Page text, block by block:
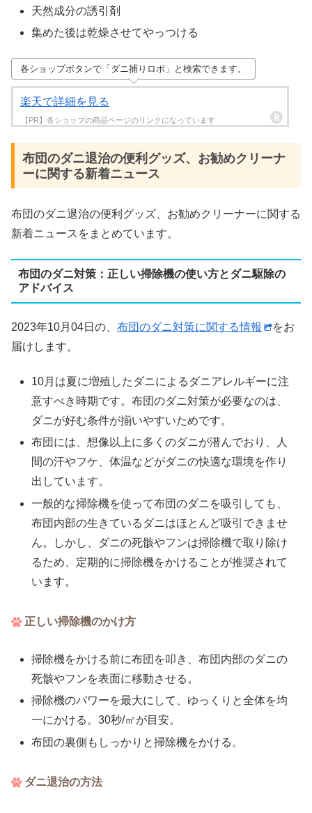
天然成分の誘引剤
集めた後は乾燥させてやっつける
各ショップボタンで「ダニ捕りロボ」と検索できます。
楽天で詳細を見る
布団のダニ退治の便利グッズ、お勧めクリーナ
ーに関する新着ニュース
布団のダニ退治の便利グッズ、お勧めクリーナーに関する
新着ニュースをまとめています。
布団のダニ対策：正しい掃除機の使い方とダニ駆除の
アドバイス
2023年10月04日の、 布団のダニ対策に関する情報
をお
届けします。
10月は夏に増殖したダニによるダニアレルギーに注
意すべき時期です。布団のダニ対策が必要なのは、
ダニが好む条件が揃いやすいためです。
布団には、想像以上に多くのダニが潜んでおり、人
間の汗やフケ、体温などがダニの快適な環境を作り
出しています。
一般的な掃除機を使って布団のダニを吸引しても、
布団内部の生きているダニはほとんど吸引できませ
ん。しかし、ダニの死骸やフンは掃除機で取り除け
るため、定期的に掃除機をかけることが推奨されて
います。
正しい掃除機のかけ方
掃除機をかける前に布団を叩き、布団内部のダニの
死骸やフンを表面に移動させる。
掃除機のパワーを最大にして、ゆっくりと全体を均
一にかける。30秒/㎡が目安。
布団の裏側もしっかりと掃除機をかける。
ダニ退治の方法